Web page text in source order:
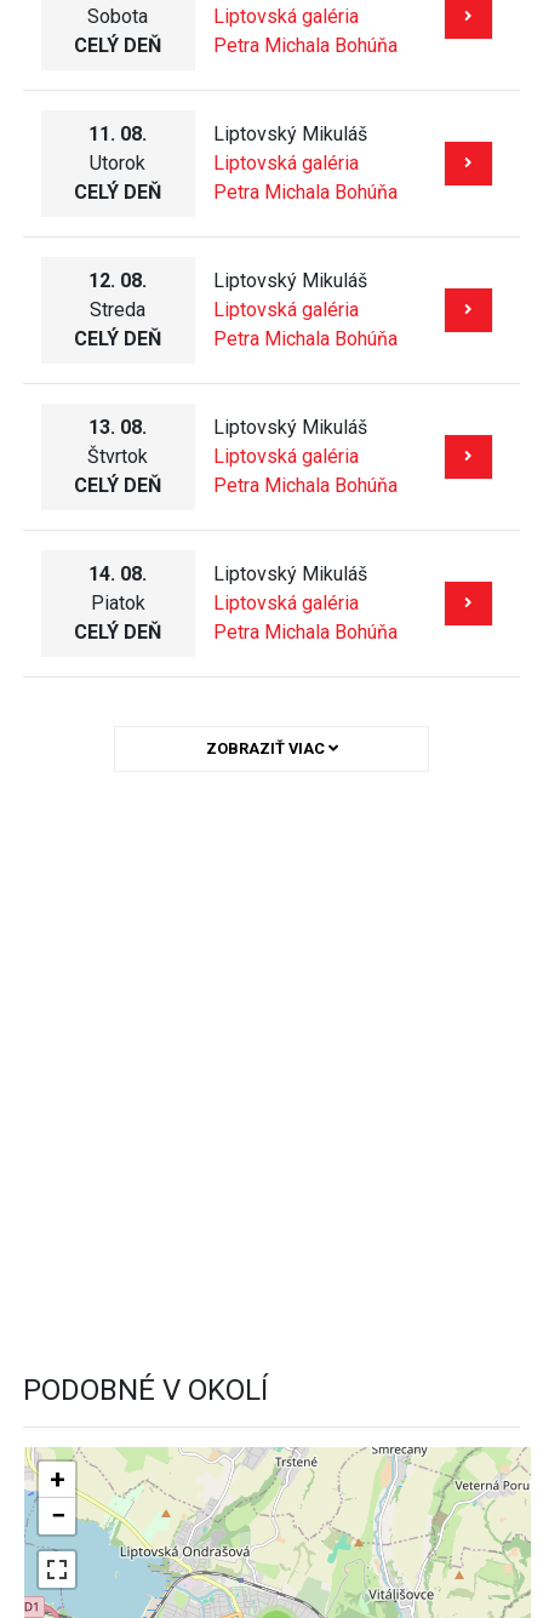
Sobota
CELÝ DEŇ
Liptovská galéria
Petra Michala Bohúňa
11. 08.
Utorok
CELÝ DEŇ
Liptovský Mikuláš
Liptovská galéria
Petra Michala Bohúňa
12. 08.
Streda
CELÝ DEŇ
Liptovský Mikuláš
Liptovská galéria
Petra Michala Bohúňa
13. 08.
Štvrtok
CELÝ DEŇ
Liptovský Mikuláš
Liptovská galéria
Petra Michala Bohúňa
14. 08.
Piatok
CELÝ DEŇ
Liptovský Mikuláš
Liptovská galéria
Petra Michala Bohúňa
ZOBRAZIŤ VIAC
PODOBNÉ V OKOLÍ
+
−